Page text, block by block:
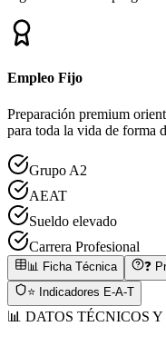
Empleo Fijo
Preparación premium
para toda la vida de forma
Grupo A2
AEAT
Sueldo elevado
Carrera Profesional
📊 Ficha Técnica
❓
⭐ Indicadores E-A-T
📊 DATOS TÉCNICOS